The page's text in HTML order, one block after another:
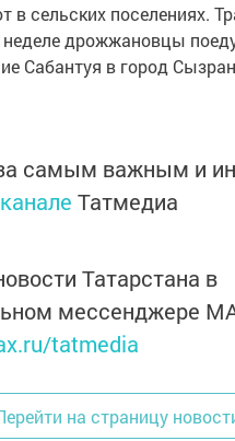
в сельских поселениях.
дрожжановцы
Сабантуя в город
самым важным и
Татмедиа
Татарстана в
мессенджере
tatmedia
на страницу